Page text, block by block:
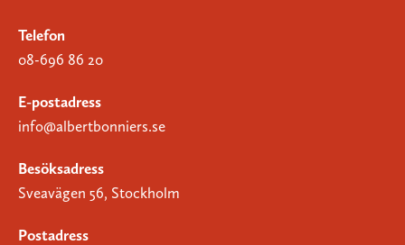
Telefon
08-696 86 20
E-postadress
info@albertbonniers.se
Besöksadress
Sveavägen 56, Stockholm
Postadress